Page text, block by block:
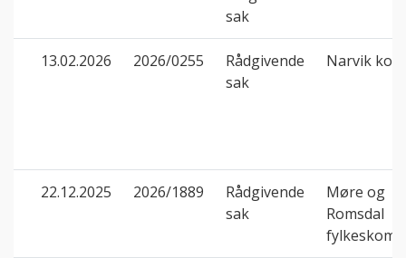
sak
13.02.2026 2026/0255
Rådgivende
sak
Narvik
22.12.2025 2026/1889
Rådgivende
sak
Møre og
Romsdal